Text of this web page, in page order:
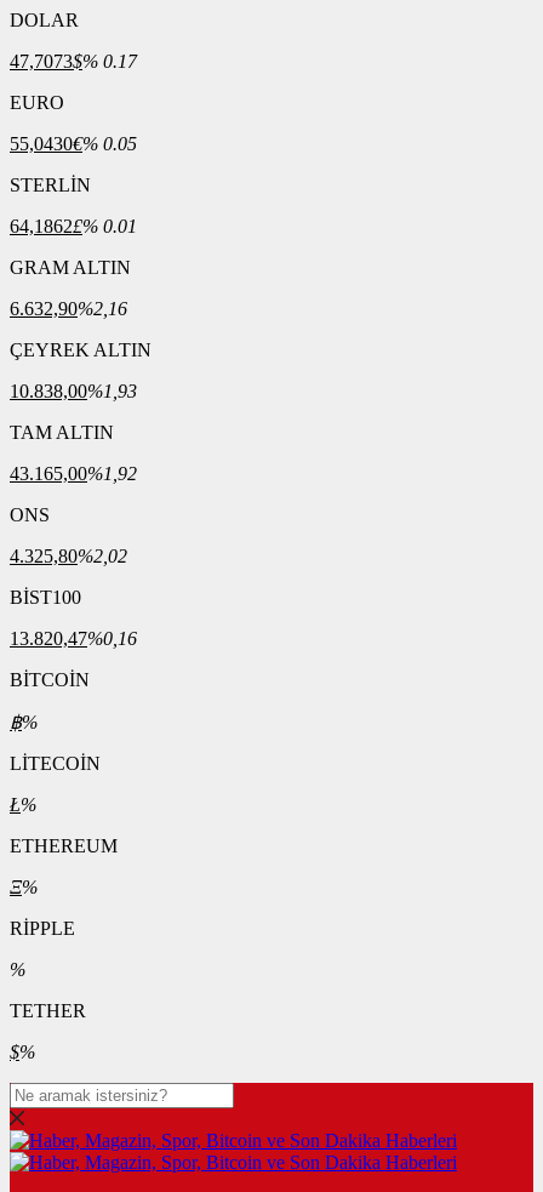
DOLAR
47,7073$% 0.17
EURO
55,0430€% 0.05
STERLİN
64,1862£% 0.01
GRAM ALTIN
6.632,90%2,16
ÇEYREK ALTIN
10.838,00%1,93
TAM ALTIN
43.165,00%1,92
ONS
4.325,80%2,02
BİST100
13.820,47%0,16
BİTCOİN
฿%
LİTECOİN
Ł%
ETHEREUM
Ξ%
RİPPLE
%
TETHER
$%